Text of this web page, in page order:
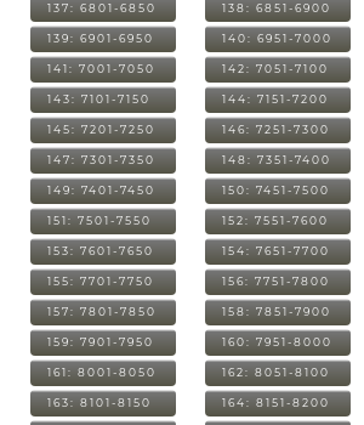
137: 6801-6850 138: 6851-6900
139: 6901-6950 140: 6951-7000
141: 7001-7050 142: 7051-7100
143: 7101-7150 144: 7151-7200
145: 7201-7250 146: 7251-7300
147: 7301-7350 148: 7351-7400
149: 7401-7450 150: 7451-7500
151: 7501-7550 152: 7551-7600
153: 7601-7650 154: 7651-7700
155: 7701-7750 156: 7751-7800
157: 7801-7850 158: 7851-7900
159: 7901-7950 160: 7951-8000
161: 8001-8050 162: 8051-8100
163: 8101-8150 164: 8151-8200